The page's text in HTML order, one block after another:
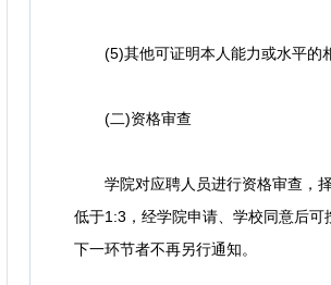
(5)其他可证明本人能力或水平的相
(二)资格审查
学院对应聘人员进行资格审查，择
低于1:3，经学院申请、学校同意后
下一环节者不再另行通知。